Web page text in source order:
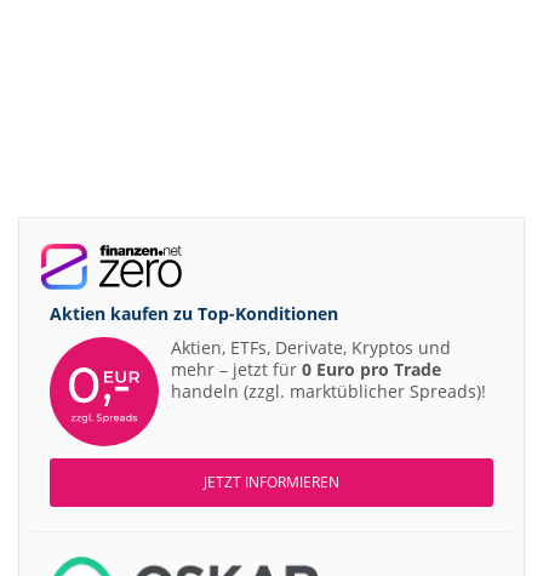
Aktien kaufen zu Top-Konditionen
Aktien, ETFs, Derivate, Kryptos und
mehr – jetzt für 0 Euro pro Trade
handeln (zzgl. marktüblicher Spreads)!
JETZT INFORMIEREN